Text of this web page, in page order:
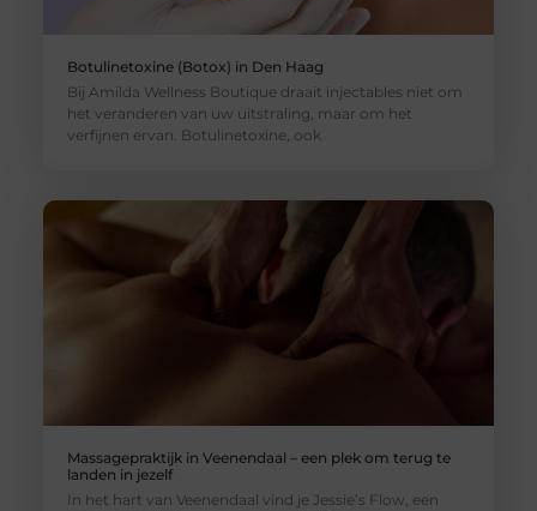
Botulinetoxine (Botox) in Den Haag
Bij Amilda Wellness Boutique draait injectables niet om
het veranderen van uw uitstraling, maar om het
verfijnen ervan. Botulinetoxine, ook
Massagepraktijk in Veenendaal – een plek om terug te
landen in jezelf
In het hart van Veenendaal vind je Jessie’s Flow, een